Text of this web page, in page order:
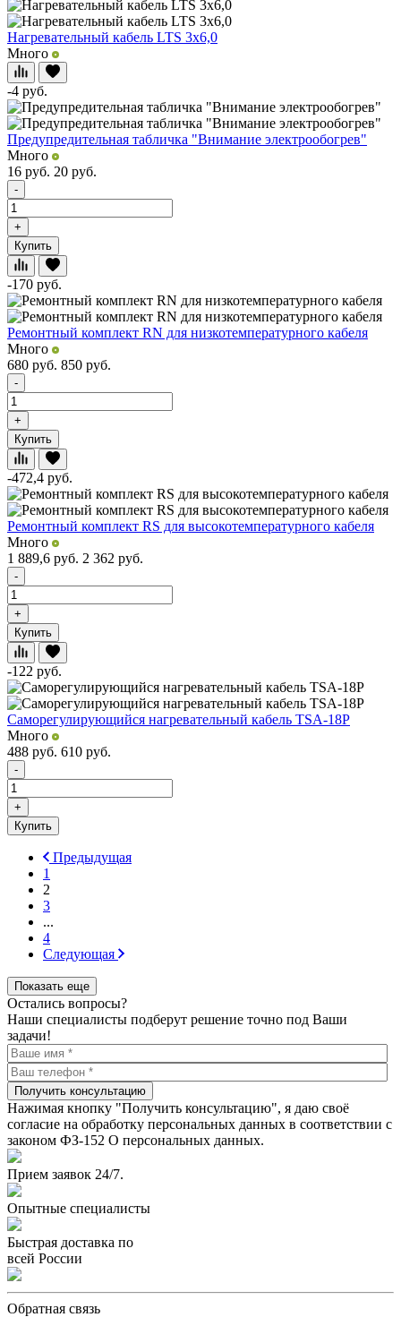
Нагревательный кабель LTS 3x6,0
Много
-4 руб.
Предупредительная табличка "Внимание электрообогрев"
Много
16 руб. 20 руб.
-
+
Купить
-170 руб.
Ремонтный комплект RN для низкотемпературного кабеля
Много
680 руб. 850 руб.
-
+
Купить
-472,4 руб.
Ремонтный комплект RS для высокотемпературного кабеля
Много
1 889,6 руб. 2 362 руб.
-
+
Купить
-122 руб.
Саморегулирующийся нагревательный кабель TSA-18P
Много
488 руб. 610 руб.
-
+
Купить
Предыдущая
1
2
3
...
4
Следующая
Показать еще
Остались вопросы?
Наши специалисты подберут решение точно под Ваши
задачи!
Получить консультацию
Нажимая кнопку "Получить консультацию", я даю своё
согласие на обработку персональных данных в соответствии с
законом ФЗ-152 О персональных данных.
Прием заявок 24/7.
Опытные специалисты
Быстрая доставка по
всей России
Обратная связь